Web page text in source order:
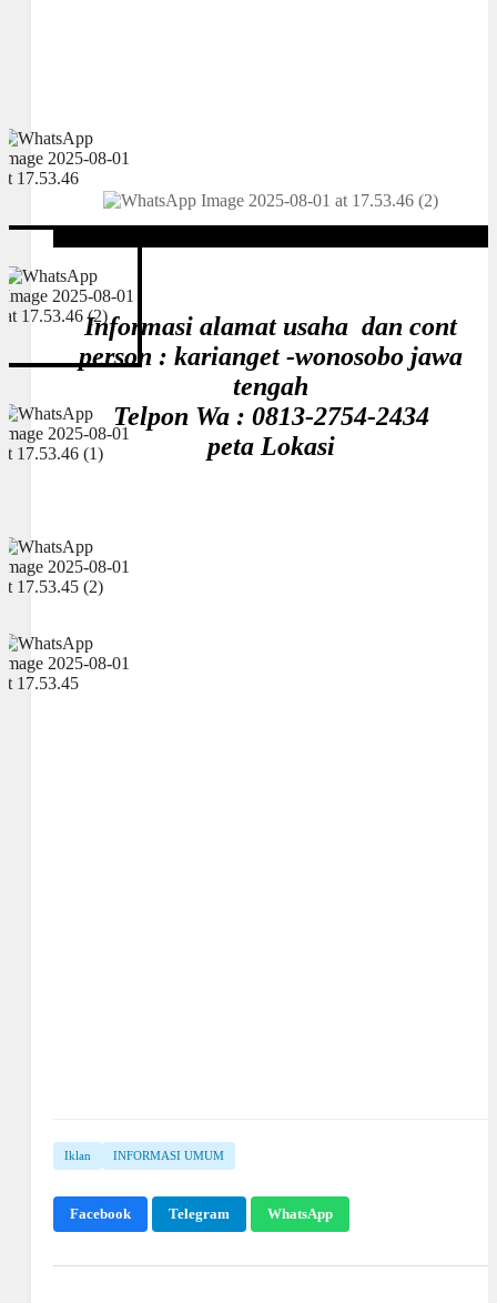
Informasi alamat usaha dan cont
person : karianget -wonosobo jawa
tengah
Telpon Wa : 0813-2754-2434
peta Lokasi
Iklan INFORMASI UMUM
Facebook Telegram WhatsApp